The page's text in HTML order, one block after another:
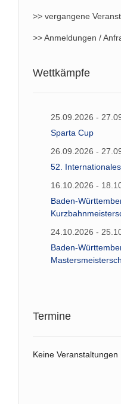
>> vergangene
>> Anmeldungen /
Wettkämpfe
25.09.2026 -
Sparta Cup
26.09.2026 -
52.
16.10.2026 -
Baden-
24.10.2026 -
Baden-
Termine
Keine Veranstaltungen